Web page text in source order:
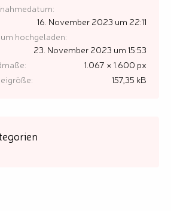
16. November 2023 um 22:11
hochgeladen
23. November 2023 um 15:53
1.067 × 1.600 px
157,35 kB